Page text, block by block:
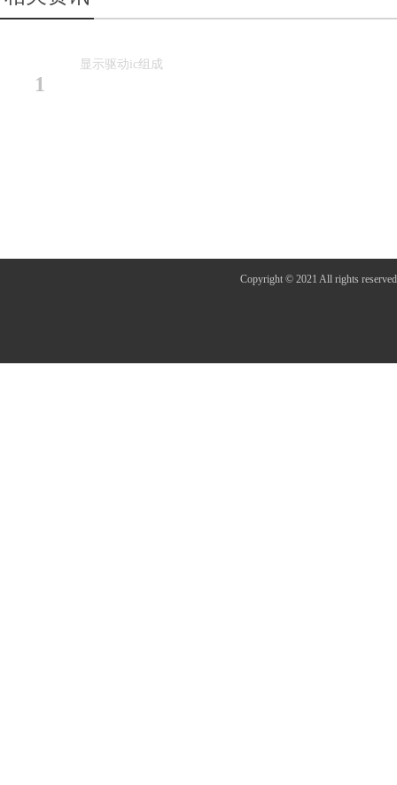
&emsp;(6)指令格式cms1621可以通过s/w来设置，设置
1
显示驱动ic组成
Copyright © 2021 All rights